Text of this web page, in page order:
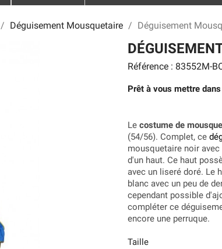
Déguisement Mousquetaire Déguisement
Référence : 83552M-
Prêt à vous mettre
Le costume de
(54/56). Complet, ce
mousquetaire noir
d'un haut. Ce haut
avec un liseré doré. Le
blanc avec un peu de
cependant possible
compléter ce
encore une perruque.
Taille